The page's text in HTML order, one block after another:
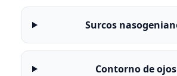
Surcos
Contorno de ojos